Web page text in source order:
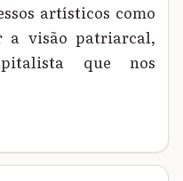
artísticos como
a visão patriarcal,
que nos